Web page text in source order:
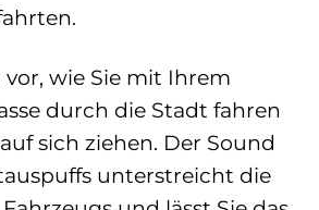
vor, wie Sie mit Ihrem
durch die Stadt fahren
sich ziehen. Der Sound
unterstreicht die